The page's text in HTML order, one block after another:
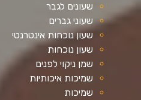
שעונים לגבר
שעוני גברים
שעון נוכחות אינטרנטי
שעון נוכחות
שמן ניקוי לפנים
שמיכות איכותיות
שמיכות